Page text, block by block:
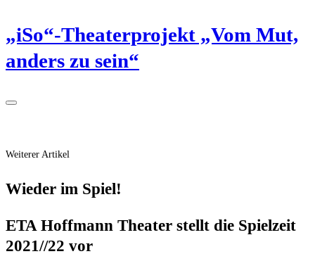
„iSo“-Theaterprojekt „Vom Mut,
anders zu sein“
Weiterer Artikel
Wie­der im Spiel!
ETA Hoff­mann Thea­ter stellt die Spiel­zeit
2021/​/​22 vor